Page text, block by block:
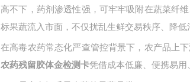
高不下，药剂渗透性强，可牢牢吸附在蔬菜纤
标果蔬流入市面，不仅扰乱生鲜交易秩序、降
在高毒农药常态化严查管控背景下，农产品上
农药残留胶体金检测卡凭借成本低廉、便携易用